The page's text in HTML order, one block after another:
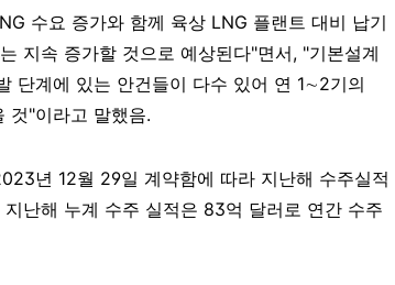
수요 증가와 함께 육상 LNG 플랜트 대비 납기
지속 증가할 것으로 예상된다"면서, "기본설계
단계에 있는 안건들이 다수 있어 연 1∼2기의
것"이라고 말했음.
년 12월 29일 계약함에 따라 지난해 수주실적
난해 누계 수주 실적은 83억 달러로 연간 수주